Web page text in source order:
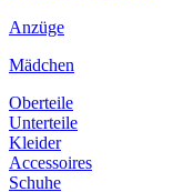
Anzüge
Mädchen
Oberteile
Unterteile
Kleider
Accessoires
Schuhe